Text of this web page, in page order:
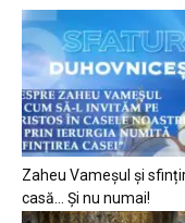
Zaheu Vameșul și
casă… Și nu numai!